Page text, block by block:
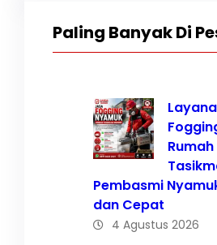
Paling Banyak Di
Pembasmi
dan Cepat
4 Agustus 2026